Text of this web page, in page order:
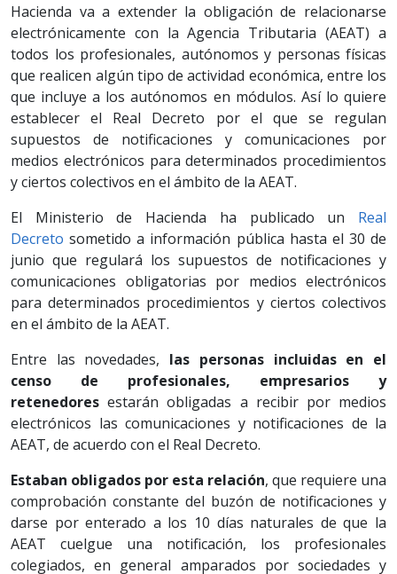
Hacienda va a extender la obligación de relacionarse
electrónicamente con la Agencia Tributaria (AEAT) a
todos los profesionales, autónomos y personas físicas
que realicen algún tipo de actividad económica, entre los
que incluye a los autónomos en módulos. Así lo quiere
establecer el Real Decreto por el que se regulan
supuestos de notificaciones y comunicaciones por
medios electrónicos para determinados procedimientos
y ciertos colectivos en el ámbito de la AEAT.
El Ministerio de Hacienda ha publicado un Real
Decreto sometido a información pública hasta el 30 de
junio que regulará los supuestos de notificaciones y
comunicaciones obligatorias por medios electrónicos
para determinados procedimientos y ciertos colectivos
en el ámbito de la AEAT.
Entre las novedades, las personas incluidas en el
censo de profesionales, empresarios y
retenedoresestarán obligadas a recibir por medios
electrónicos las comunicaciones y notificaciones de la
AEAT, de acuerdo con el Real Decreto.
Estaban obligados por esta relación, que requiere una
comprobación constante del buzón de notificaciones y
darse por enterado a los 10 días naturales de que la
AEAT cuelgue una notificación, los profesionales
colegiados, en general amparados por sociedades y